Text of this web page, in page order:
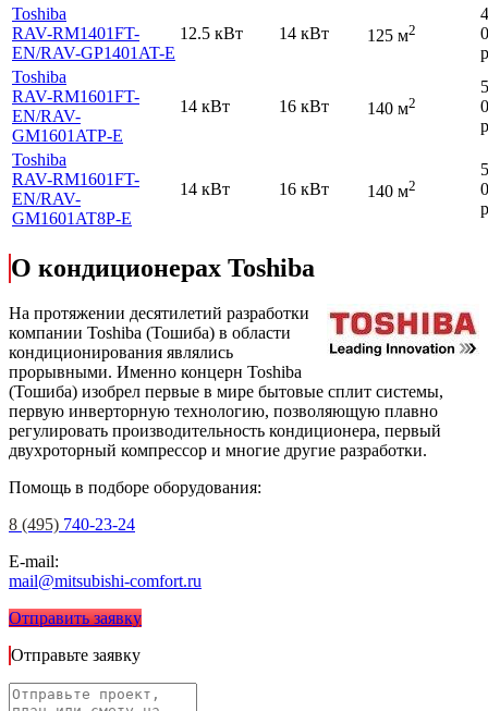
Toshiba
RAV-RM1401FT-
EN/RAV-GP1401AT-E
12.5 кВт 14 кВт 125 м2
Toshiba
RAV-RM1601FT-
EN/RAV-
GM1601ATP-E
14 кВт 16 кВт 140 м2
Toshiba
RAV-RM1601FT-
EN/RAV-
GM1601AT8P-E
14 кВт 16 кВт 140 м2
О кондиционерах Toshiba
На протяжении десятилетий разработки
компании Toshiba (Тошиба) в области
кондиционирования являлись
прорывными. Именно концерн Toshiba
(Тошиба) изобрел первые в мире бытовые сплит системы,
первую инверторную технологию, позволяющую плавно
регулировать производительность кондиционера, первый
двухроторный компрессор и многие другие разработки.
Помощь в подборе оборудования:
8 (495) 740-23-24
E-mail:
mail@mitsubishi-comfort.ru
Отправить заявку
Отправьте заявку